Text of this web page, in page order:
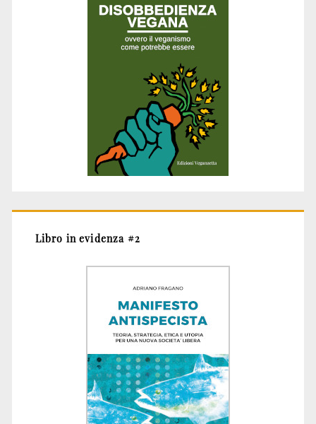
Libro in evidenza #2